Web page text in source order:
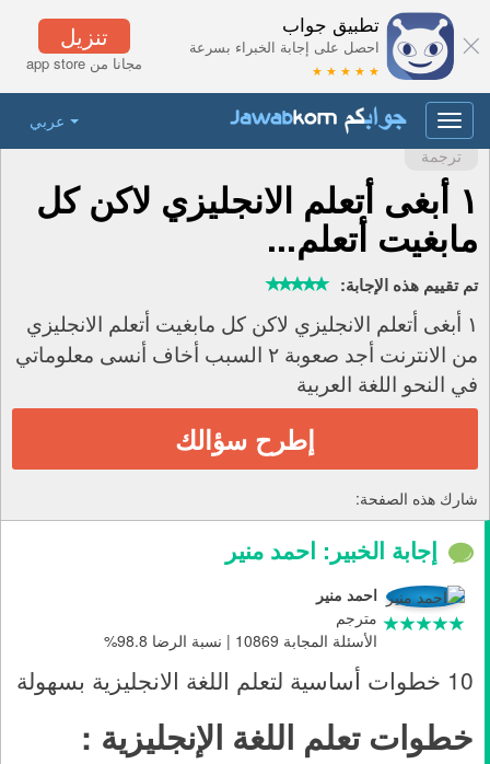
تنزيل
مجانا من app store
تطبيق جواب
احصل على إجابة الخبراء بسرعة
★ ★ ★ ★ ★
عربي
Toggle
navigation
ترجمة
١ أبغى أتعلم الانجليزي لاكن كل
مابغيت أتعلم...
تم تقييم هذه الإجابة:
١ أبغى أتعلم الانجليزي لاكن كل مابغيت أتعلم الانجليزي
من الانترنت أجد صعوبة ٢ السبب أخاف أنسى معلوماتي
في النحو اللغة العربية
إطرح سؤالك
شارك هذه الصفحة:
إجابة الخبير: احمد منير
احمد منير
مترجم
الأسئلة المجابة 10869 | نسبة الرضا 98.8%
10 خطوات أساسية لتعلم اللغة الانجليزية بسهولة
خطوات تعلم اللغة الإنجليزية :